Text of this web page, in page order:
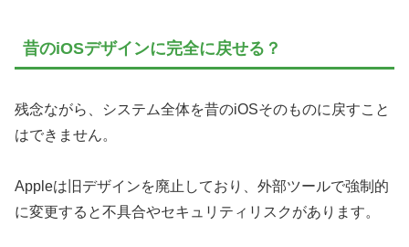
昔のiOSデザインに完全に戻せる？
残念ながら、システム全体を昔のiOSそのものに戻すこと
はできません。
Appleは旧デザインを廃止しており、外部ツールで強制的
に変更すると不具合やセキュリティリスクがあります。